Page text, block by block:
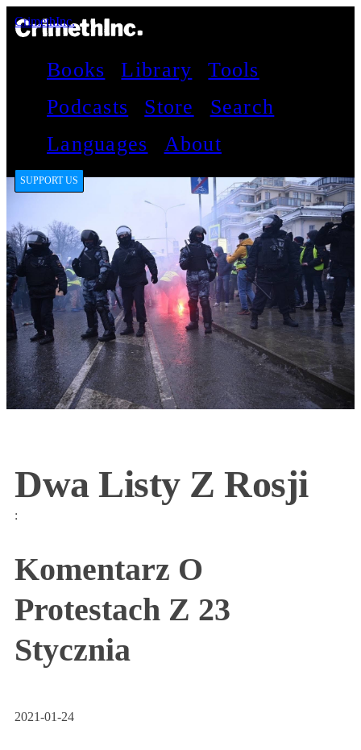
CrimethInc.
Books Library
Tools
Podcasts
Store
Search
Languages
About
SUPPORT US
Dwa Listy Z Rosji
:
Komentarz O
Protestach Z 23
Stycznia
2021-01-24